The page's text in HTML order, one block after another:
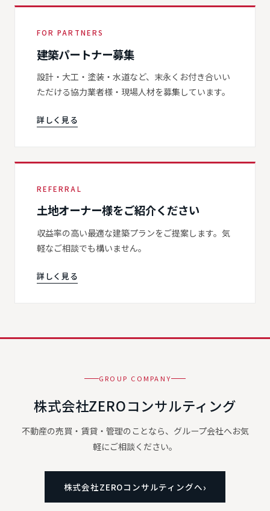
FOR PARTNERS
建築パートナー募集
設計・大工・塗装・水道など、末永くお付き合いい
ただける協力業者様・現場人材を募集しています。
詳しく見る
REFERRAL
土地オーナー様をご紹介ください
収益率の高い最適な建築プランをご提案します。気
軽なご相談でも構いません。
詳しく見る
GROUP COMPANY
株式会社ZEROコンサルティング
不動産の売買・賃貸・管理のことなら、グループ会社へお気
軽にご相談ください。
株式会社ZEROコンサルティングへ